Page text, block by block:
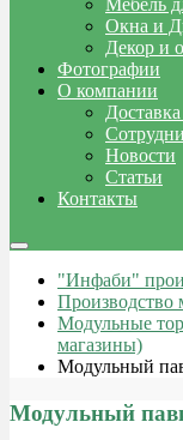
Мебель
Окна и
Декор и
Фотографии
О компании
Новости
Статьи
Контакты
"Инфаби"
Производство
Модульные
магазины)
Модульный
Модульный